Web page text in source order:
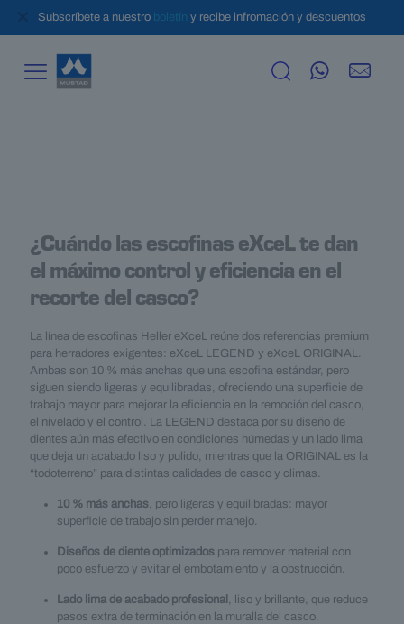
Subscríbete a nuestro boletín y recibe infromación y descuentos
¿Cuándo las escofinas eXceL te dan
el máximo control y eficiencia en el
recorte del casco?
La línea de escofinas Heller eXceL reúne dos referencias premium
para herradores exigentes: eXceL LEGEND y eXceL ORIGINAL.
Ambas son 10 % más anchas que una escofina estándar, pero
siguen siendo ligeras y equilibradas, ofreciendo una superficie de
trabajo mayor para mejorar la eficiencia en la remoción del casco,
el nivelado y el control. La LEGEND destaca por su diseño de
dientes aún más efectivo en condiciones húmedas y un lado lima
que deja un acabado liso y pulido, mientras que la ORIGINAL es la
“todoterreno” para distintas calidades de casco y climas.
10 % más anchas, pero ligeras y equilibradas: mayor
superficie de trabajo sin perder manejo.
Diseños de diente optimizados para remover material con
poco esfuerzo y evitar el embotamiento y la obstrucción.
Lado lima de acabado profesional , liso y brillante, que reduce
pasos extra de terminación en la muralla del casco.